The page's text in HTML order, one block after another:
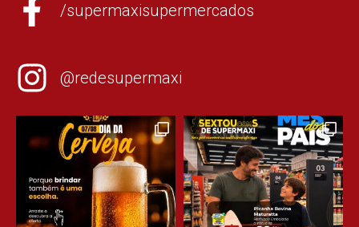
/supermaxisupermercados
@redesupermaxi